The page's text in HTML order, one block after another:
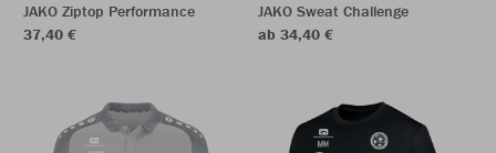
JAKO Ziptop Performance
37,40 €
JAKO Sweat Challenge
ab 34,40 €